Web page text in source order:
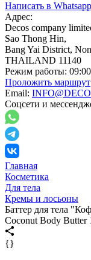
Написать в Whatsapp
Адрес:
Decos company
Sao Thong Hin,
Bang Yai District,
THAILAND 11140
Режим работы:
Проложить маршрут
Email:
Соцсети и
Главная
Косметика
Для тела
Кремы и лосьоны
Баттер для тела
Coconut Body Butter
{}